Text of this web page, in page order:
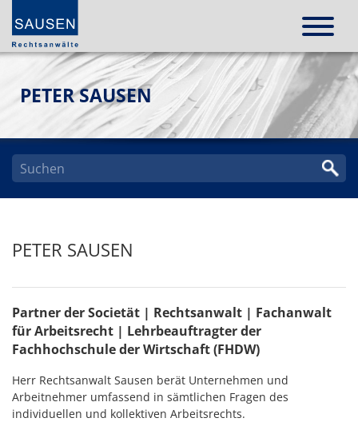
PETER SAUSEN
PETER SAUSEN
Partner der Societät | Rechtsanwalt | Fachanwalt
für Arbeitsrecht | Lehrbeauftragter der
Fachhochschule der Wirtschaft (FHDW)
Herr Rechtsanwalt Sausen berät Unternehmen und
Arbeitnehmer umfassend in sämtlichen Fragen des
individuellen und kollektiven Arbeitsrechts.